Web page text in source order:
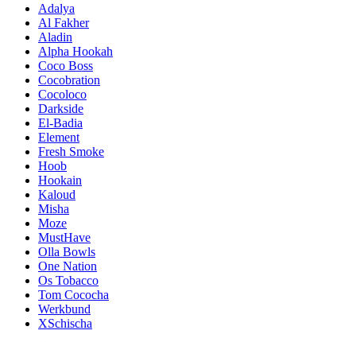
Adalya
Al Fakher
Aladin
Alpha Hookah
Coco Boss
Cocobration
Cocoloco
Darkside
El-Badia
Element
Fresh Smoke
Hoob
Hookain
Kaloud
Misha
Moze
MustHave
Olla Bowls
One Nation
Os Tobacco
Tom Cococha
Werkbund
XSchischa